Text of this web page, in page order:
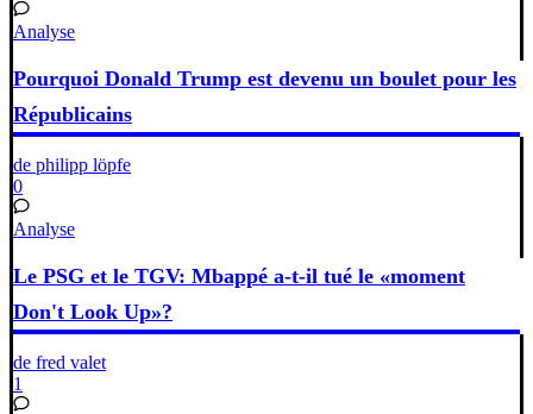
Analyse
Pourquoi Donald Trump est devenu un boulet pour les
Républicains
de philipp löpfe
0
Analyse
Le PSG et le TGV: Mbappé a-t-il tué le «moment
Don't Look Up»?
de fred valet
1